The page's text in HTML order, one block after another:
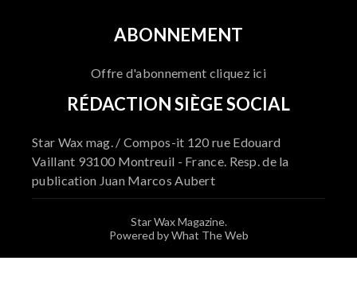
ABONNEMENT
Offre d'abonnement cliquez ici
RÉDACTION SIÈGE SOCIAL
Star Wax mag. / Compos-it 120 rue Edouard
Vaillant 93100 Montreuil - France. Resp. de la
publication Juan Marcos Aubert
Star Wax Magazine.
Powered by What The Web